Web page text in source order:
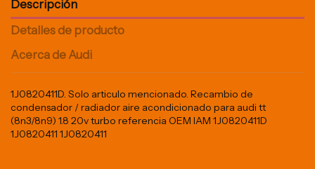
Descripción
Detalles de producto
Acerca de Audi
1J0820411D. Solo articulo mencionado. Recambio de
condensador / radiador aire acondicionado para audi tt
(8n3/8n9) 1.8 20v turbo referencia OEM IAM 1J0820411D
1J0820411 1J0820411